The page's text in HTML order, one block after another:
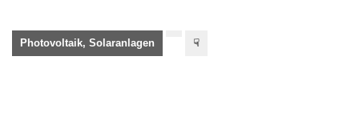
Photovoltaik, Solaranlagen ☟